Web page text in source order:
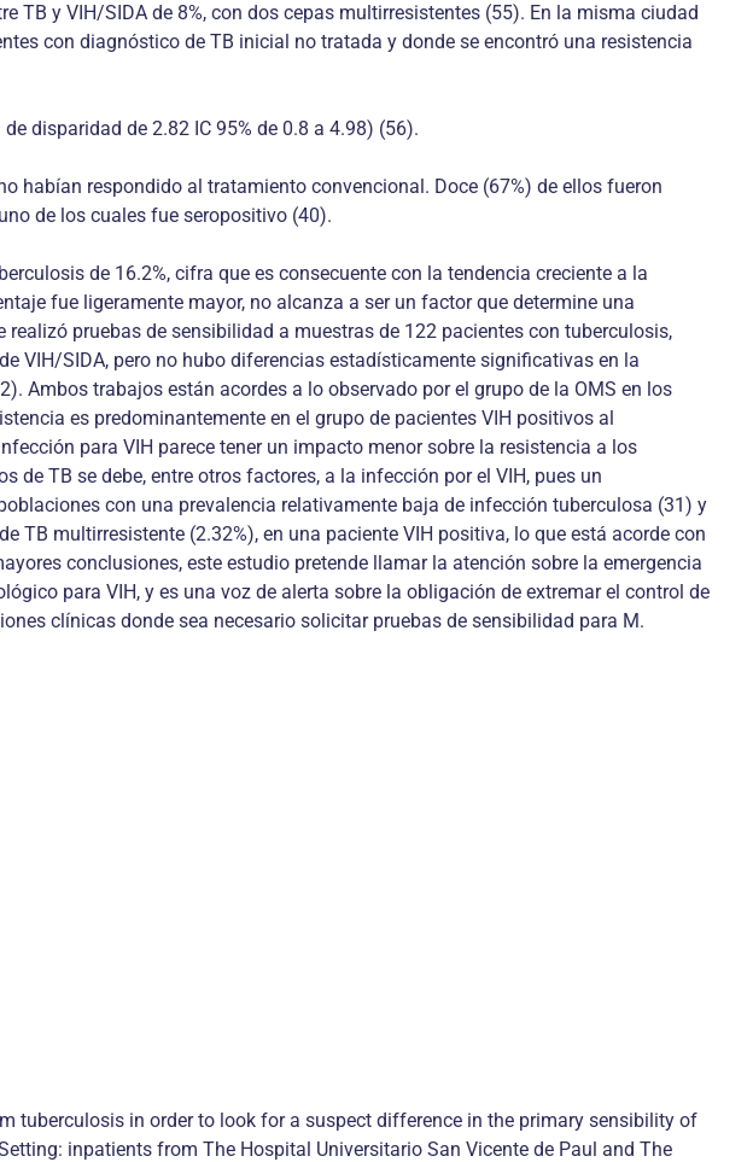
TB y VIH/SIDA de 8%, con dos cepas multirresistentes (55). En la misma ciudad
con diagnóstico de TB inicial no tratada y donde se encontró una resistencia
disparidad de 2.82 IC 95% de 0.8 a 4.98) (56).
habían respondido al tratamiento convencional. Doce (67%) de ellos fueron
de los cuales fue seropositivo (40).
de 16.2%, cifra que es consecuente con la tendencia creciente a la
fue ligeramente mayor, no alcanza a ser un factor que determine una
pruebas de sensibilidad a muestras de 122 pacientes con tuberculosis,
VIH/SIDA, pero no hubo diferencias estadísticamente significativas en la
Ambos trabajos están acordes a lo observado por el grupo de la OMS en los
es predominantemente en el grupo de pacientes VIH positivos al
para VIH parece tener un impacto menor sobre la resistencia a los
TB se debe, entre otros factores, a la infección por el VIH, pues un
con una prevalencia relativamente baja de infección tuberculosa (31) y
TB multirresistente (2.32%), en una paciente VIH positiva, lo que está acorde con
conclusiones, este estudio pretende llamar la atención sobre la emergencia
para VIH, y es una voz de alerta sobre la obligación de extremar el control de
clínicas donde sea necesario solicitar pruebas de sensibilidad para M.
in order to look for a suspect difference in the primary sensibility of
inpatients from The Hospital Universitario San Vicente de Paul and The